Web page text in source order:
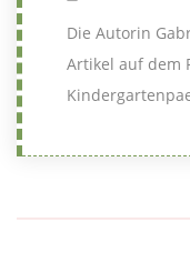
Die Autorin
Artikel auf dem